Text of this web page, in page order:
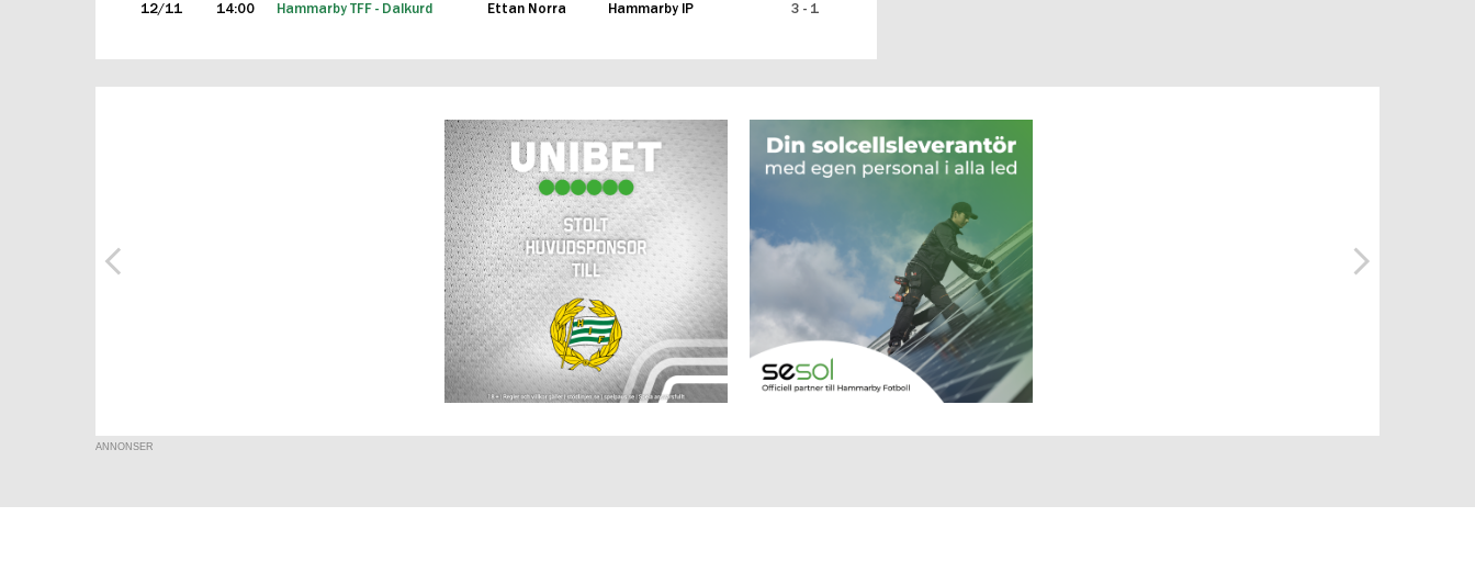
12/11 14:00 Hammarby TFF - Dalkurd Ettan Norra Hammarby IP 3 - 1
ANNONSER